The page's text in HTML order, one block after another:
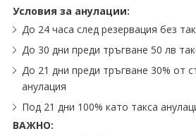
Условия за анулации:
До 24 часа след резервация без
До 30 дни преди тръгване 50 лв
До 21 дни преди тръгване 30% от
анулация
Под 21 дни 100% като такса
ВАЖНО: